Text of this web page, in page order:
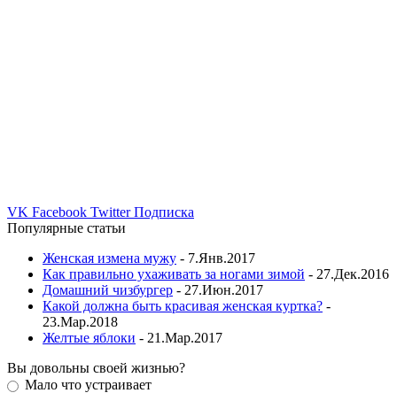
VK Facebook Twitter Подписка
Популярные статьи
Женская измена мужу - 7.Янв.2017
Как правильно ухаживать за ногами зимой - 27.Дек.2016
Домашний чизбургер - 27.Июн.2017
Какой должна быть красивая женская куртка? -
23.Мар.2018
Желтые яблоки - 21.Мар.2017
Вы довольны своей жизнью?
Мало что устраивает